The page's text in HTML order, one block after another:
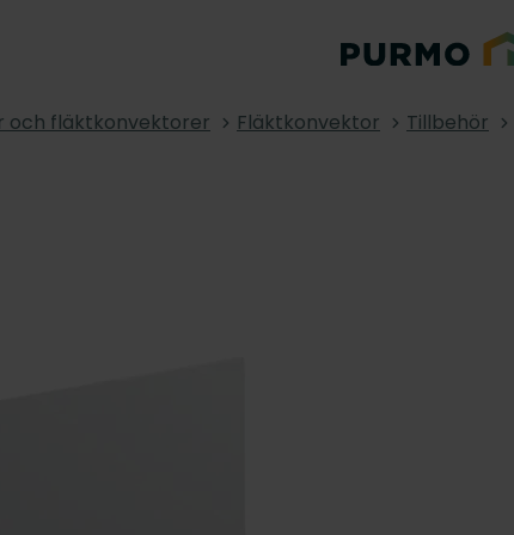
och fläktkonvektorer Fläktkonvektor Tillbehör